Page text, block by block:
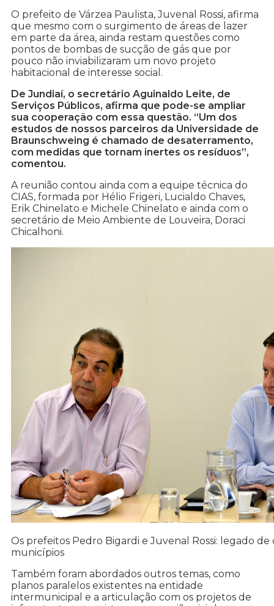
O prefeito de Várzea Paulista, Juvenal Rossi, afirma
que mesmo com o surgimento de áreas de lazer
em parte da área, ainda restam questões como
pontos de bombas de sucção de gás que por
pouco não inviabilizaram um novo projeto
habitacional de interesse social.
De Jundiaí, o secretário Aguinaldo Leite, de
Serviços Públicos, afirma que pode-se ampliar
sua cooperação com essa questão. “Um dos
estudos de nossos parceiros da Universidade de
Braunschweing é chamado de desaterramento,
com medidas que tornam inertes os resíduos”,
comentou.
A reunião contou ainda com a equipe técnica do
CIAS, formada por Hélio Frigeri, Lucialdo Chaves,
Erik Chinelato e Michele Chinelato e ainda com o
secretário de Meio Ambiente de Louveira, Doraci
Chicalhoni.
Os prefeitos Pedro Bigardi e Juvenal Rossi: legado de
municípios
Também foram abordados outros temas, como
planos paralelos existentes na entidade
intermunicipal e a articulação com os projetos de